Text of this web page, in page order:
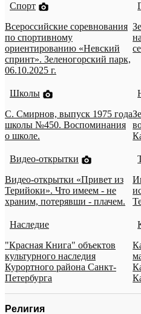
Спорт
Всероссийские соревнования
по спортивному
ориентированию «Невский
спринт». Зеленогорский парк,
06.10.2025 г.
Школы
С. Смирнов, выпуск 1975 года
школы №450. Воспоминания
о школе.
Видео-открытки
Видео-открытки «Привет из
Терийоки». Что имеем - не
храним, потерявши - плачем.
Наследие
"Красная Книга" объектов
культурного наследия
Курортного района Санкт-
Петербурга
Религия